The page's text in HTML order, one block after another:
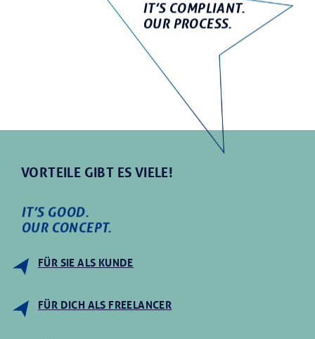
IT’S COMPLIANT.
OUR PROCESS.
VORTEILE GIBT ES VIELE!
IT’S GOOD.
OUR CONCEPT.
FÜR SIE ALS KUNDE
FÜR DICH ALS FREELANCER